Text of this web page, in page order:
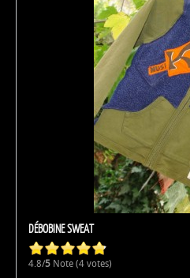
DÉBOBINE SWEAT
4.8/5 Note (4 votes)